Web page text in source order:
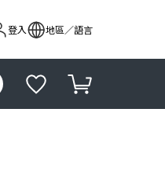
登入 地區／語言